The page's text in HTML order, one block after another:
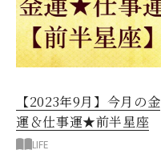
【2023年9月】今月の金
運＆仕事運★前半星座
LIFE